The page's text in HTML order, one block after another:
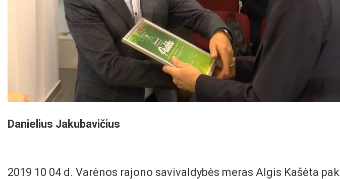
Danielius Jakubavičius
2019 10 04 d. Varėnos rajono savivaldybės meras Algis Kašėta